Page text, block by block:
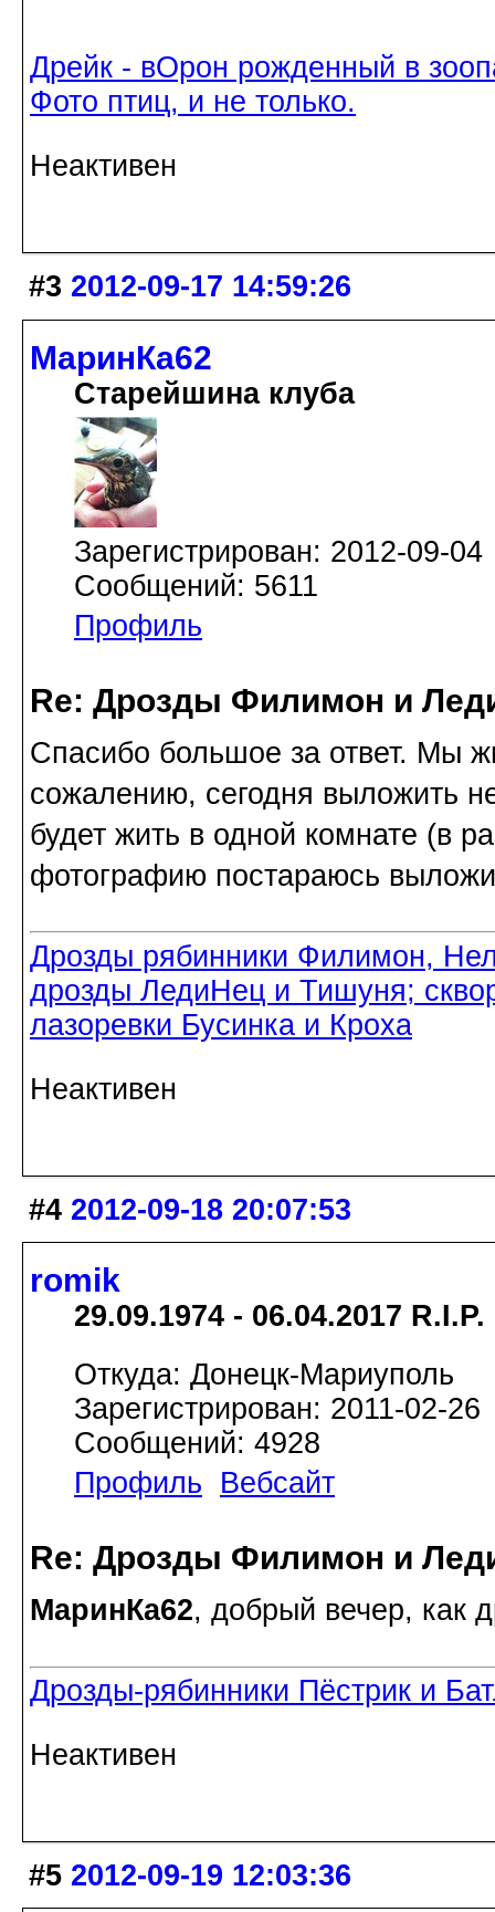
Дрейк - вОрон рожденный в
Фото птиц, и не только.
Неактивен
#3 2012-09-17 14:59:26
МаринКа62
Старейшина клуба
Зарегистрирован: 2012-09-04
Сообщений: 5611
Профиль
Re: Дрозды Филимон и
Спасибо большое за ответ. Мы
сожалению, сегодня выложить
будет жить в одной комнате (в
фотографию постараюсь
Дрозды рябинники Филимон,
дрозды ЛедиНец и Тишуня;
лазоревки Бусинка и Кроха
Неактивен
#4 2012-09-18 20:07:53
romik
29.09.1974 - 06.04.2017 R.I.P.
Откуда: Донецк-Мариуполь
Зарегистрирован: 2011-02-26
Сообщений: 4928
Профиль
Вебсайт
Re: Дрозды Филимон и
МаринКа62, добрый вечер, как
Дрозды-рябинники Пёстрик и
Неактивен
#5 2012-09-19 12:03:36